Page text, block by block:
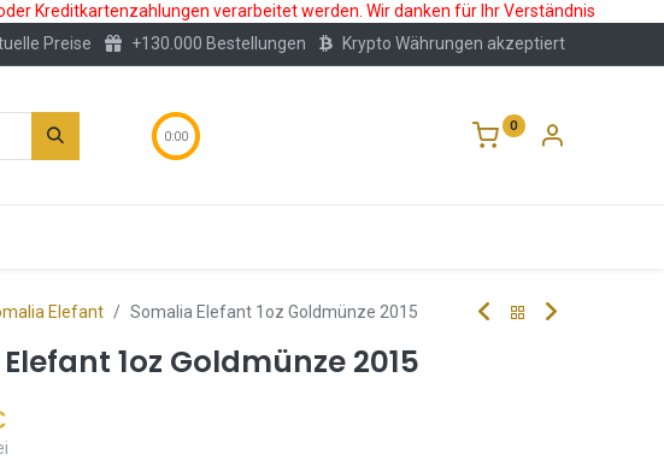
Kreditkartenzahlungen verarbeitet werden. Wir danken für Ihr Verständnis
Preise +130.000 Bestellungen Krypto Währungen akzeptiert
0:00
0
Elefant Somalia Elefant 1oz Goldmünze 2015
1oz Goldmünze 2015